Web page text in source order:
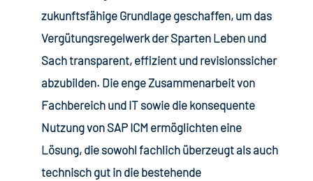
zukunftsfähige Grundlage geschaffen, um das
Vergütungsregelwerk der Sparten Leben und
Sach transparent, effizient und revisionssicher
abzubilden. Die enge Zusammenarbeit von
Fachbereich und IT sowie die konsequente
Nutzung von SAP ICM ermöglichten eine
Lösung, die sowohl fachlich überzeugt als auch
technisch gut in die bestehende